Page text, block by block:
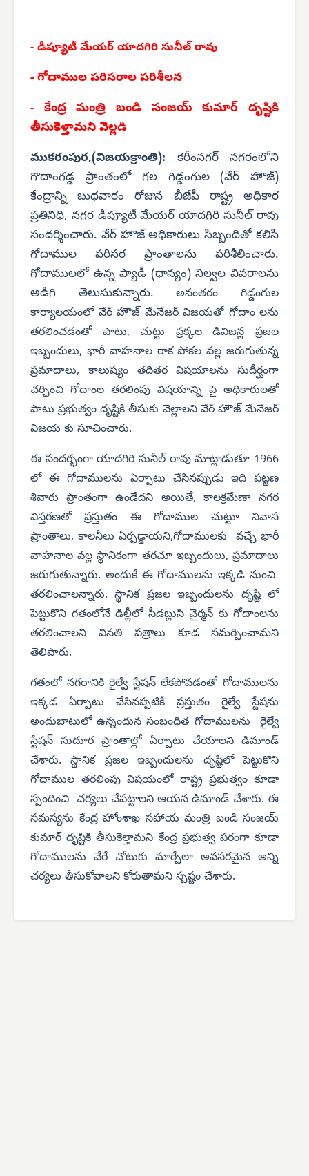
- డిప్యూటీ మేయర్ యాదగిరి సునీల్ రావు
- గోదాముల పరిసరాల పరిశీలన
-
కేంద్ర మంత్రి బండి సంజయ్ కుమార్ దృష్టికి
తీసుకెళ్తామని వెల్లడి
ముకరంపుర,(విజయక్రాంతి): కరీంనగర్ నగరంలోని
గొదాంగడ్డ ప్రాంతంలో గల గిడ్డంగుల (వేర్ హౌజ్)
కేంద్రాన్ని బుధవారం రోజున బీజేపీ రాష్ట్ర అధికార
ప్రతినిధి, నగర డిప్యూటీ మేయర్ యాదగిరి సునీల్ రావు
సందర్శించారు. వేర్ హౌజ్ అధికారులు సిబ్బందితో కలిసి
గోదాముల పరిసర ప్రాంతాలను పరిశీలించారు.
గోదాములలో ఉన్న ప్యాడీ (ధాన్యం) నిల్వల వివరాలను
అడిగి తెలుసుకున్నారు.అనంతరం గిడ్డంగుల
కార్యాలయంలో వేర్ హౌజ్ మేనేజర్ విజయతో గోదాం లను
తరలించడంతో పాటు, చుట్టు ప్రక్కల డివిజన్ల ప్రజల
ఇబ్బందులు, భారీ వాహనాల రాక పోకల వల్ల జరుగుతున్న
ప్రమాదాలు, కాలుష్యం తదితర విషయాలను సుదీర్ఘంగా
చర్చించి గోదాంల తరలింపు విషయాన్ని పై అధికారులతో
పాటు ప్రభుత్వం దృష్టికి తీసుకు వెల్లాలని వేర్ హౌజ్ మేనేజర్
విజయ కు సూచించారు.
ఈ సందర్భంగా యాదగిరి సునీల్ రావు మాట్లాడుతూ 1966
లో ఈ గోదాములను ఏర్పాటు చేసినప్పుడు ఇది పట్టణ
శివారు ప్రాంతంగా ఉండేదని అయితే, కాలక్రమేణా నగర
విస్తరణతో ప్రస్తుతం ఈ గోదాముల చుట్టూ నివాస
ప్రాంతాలు, కాలనీలు ఏర్పడ్డాయని,గోదాములకు వచ్చే భారీ
వాహనాల వల్ల స్థానికంగా తరచూ ఇబ్బందులు, ప్రమాదాలు
జరుగుతున్నారు. అందుకే ఈ గోదాములను ఇక్కడి నుంచి
తరలించాలన్నారు. స్థానిక ప్రజల ఇబ్బందులను దృష్టి లో
పెట్టుకొని గతంలోనే డిల్లీలో సీడబ్లుసి చైర్మన్ కు గోదాంలను
తరలించాలని వినతి పత్రాలు కూడ సమర్పించామని
తెలిపారు.
గతంలో నగరానికి రైల్వే స్టేషన్ లేకపోవడంతో గోదాములను
ఇక్కడ ఏర్పాటు చేసినప్పటికీ ప్రస్తుతం రైల్వే స్టేషను
అందుబాటులో ఉన్నందున సంబంధిత గోదాములను రైల్వే
స్టేషన్ సుదూర ప్రాంతాల్లో ఏర్పాటు చేయాలని డిమాండ్
చేశారు. స్థానిక ప్రజల ఇబ్బందులను దృష్టిలో పెట్టుకొని
గోదాముల తరలింపు విషయంలో రాష్ట్ర ప్రభుత్వం కూడా
స్పందించి చర్యలు చేపట్టాలని ఆయన డిమాండ్ చేశారు. ఈ
సమస్యను కేంద్ర హోంశాఖ సహాయ మంత్రి బండి సంజయ్
కుమార్ దృష్టికి తీసుకెల్తామని కేంద్ర ప్రభుత్వ పరంగా కూడా
గోదాములను వేరే చోటుకు మార్చేలా అవసరమైన అన్ని
చర్యలు తీసుకోవాలని కోరుతామని స్పష్టం చేశారు.